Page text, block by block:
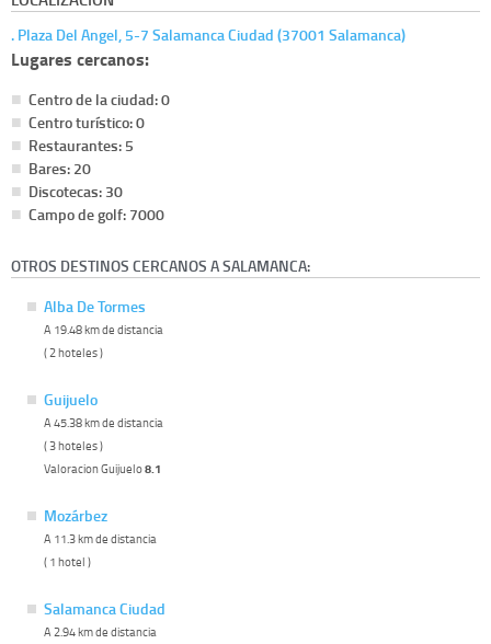
. Plaza Del Angel, 5-7 Salamanca Ciudad (37001 Salamanca)
Lugares cercanos:
Centro de la ciudad: 0
Centro turístico: 0
Restaurantes: 5
Bares: 20
Discotecas: 30
Campo de golf: 7000
OTROS DESTINOS CERCANOS A SALAMANCA:
Alba De Tormes
A 19.48 km de distancia
( 2 hoteles )
Guijuelo
A 45.38 km de distancia
( 3 hoteles )
Valoracion Guijuelo8.1
Mozárbez
A 11.3 km de distancia
( 1 hotel )
Salamanca Ciudad
A 2.94 km de distancia